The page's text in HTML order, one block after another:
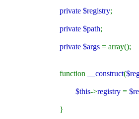
private $registry;
private $path;
private $args = array();
function __construct(
$this->registry =
}